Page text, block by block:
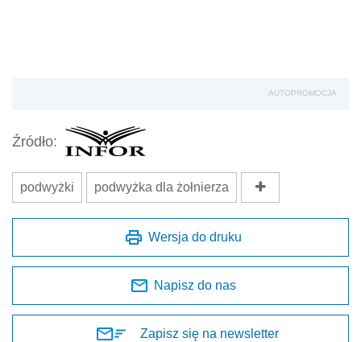
AUTOPROMOCJA
Źródło:
podwyżki podwyżka dla żołnierza
Wersja do druku
Napisz do nas
Zapisz się na newsletter